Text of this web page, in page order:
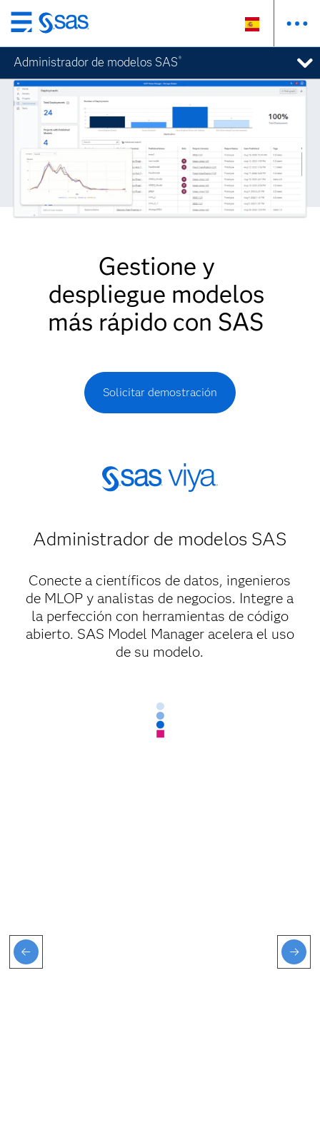
Ir
al
contenido
principal
Administrador de modelos SAS ®
Gestione y
despliegue modelos
más rápido con SAS
Solicitar demostración
Administrador de modelos SAS​
Conecte a científicos de datos, ingenieros
de MLOP y analistas de negocios. Integre a
la perfección con herramientas de código
abierto. SAS Model Manager acelera el uso
de su modelo.